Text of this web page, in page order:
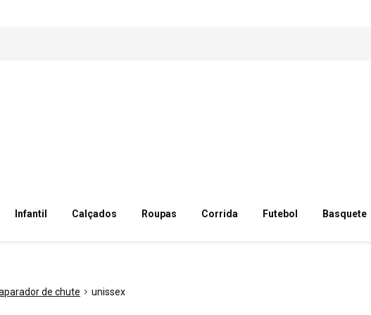
Infantil Calçados Roupas Corrida Futebol Basquete
de chute unissex